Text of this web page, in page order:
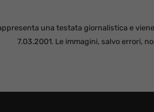
una testata giornalistica e
7.03.2001. Le immagini, salvo errori,